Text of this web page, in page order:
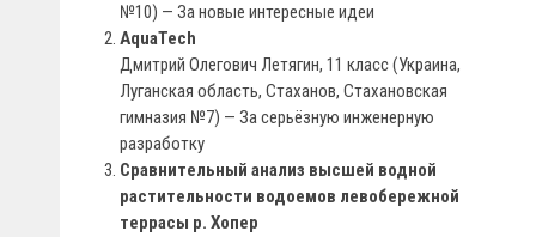
№10) — За новые интересные идеи
AquaTech
Дмитрий Олегович Летягин, 11 класс (Украина,
Луганская область, Стаханов, Стахановская
гимназия №7) — За cерьёзную инженерную
разработку
Сравнительный анализ высшей водной
растительности водоемов левобережной
террасы р. Хопер